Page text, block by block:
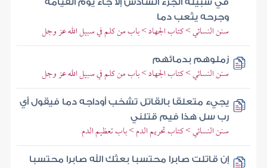
في سبيله الجزء السادس إلا جاء يوم القيامة
وجرحه يثعب دما
سنن النسائي > كتاب الجهاد > باب من كلم في سبيل الله عز وجل
زملوهم بدمائهم
سنن النسائي > كتاب الجهاد > باب من كلم في سبيل الله عز وجل
يجيء متعلقا بالقاتل تشخب أوداجه دما فيقول أي
رب سل هذا فيم قتلني
سنن النسائي > كتاب تحريم الدم > باب تعظيم الدم
إن قاتلت صابرا محتسبا بعثك الله صابرا محتسبا